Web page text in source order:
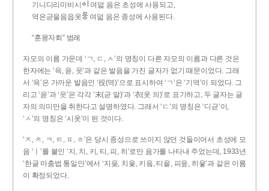
기니디리미비시
여덟 음은 초성에 사용되고,
역은귿을음읍옷
여덟 음은 종성에 사용된다.
“훈몽자회” 범례
자모의 이름 가운데 ‘ㄱ, ㄷ, ㅅ’의 명칭이 다른 자모의 이름과 다른 것은
한자에는 ‘윽, 읃, 읏’과 같은 발음을 가진 글자가 없기 때문이었다. 그래
서 ‘윽’은 가까운 발음인 ‘役(역)’으로 표시하여 ‘ㄱ’은 ‘기역’이 되었다. 그
리고 ‘읃’과 ‘읏’은 각각 ‘末(귿 말)’과 ‘衣(옷 의)’로 표기하고, 두 글자는 글
자의 의미만을 취한다고 설명하였다. 그래서 ‘ㄷ’의 명칭은 ‘디귿’이,
‘ㅅ’의 명칭은 ‘시옷’이 된 것이다.
‘ㅈ, ㅊ, ㅋ, ㅌ, ㅍ, ㅎ’은 당시 종성으로 쓰이지 않던 것들이어서 초성에 모
음 ‘ㅣ’를 붙인 ‘지, 치, 키, 티, 피, 히’로만 음가를 나타내 주었는데, 1933년
‘한글 마춤법 통일안’에서 ‘지읒, 치읓, 키읔, 티읕, 피읖, 히읗’과 같은 이름
이 확정되었다.